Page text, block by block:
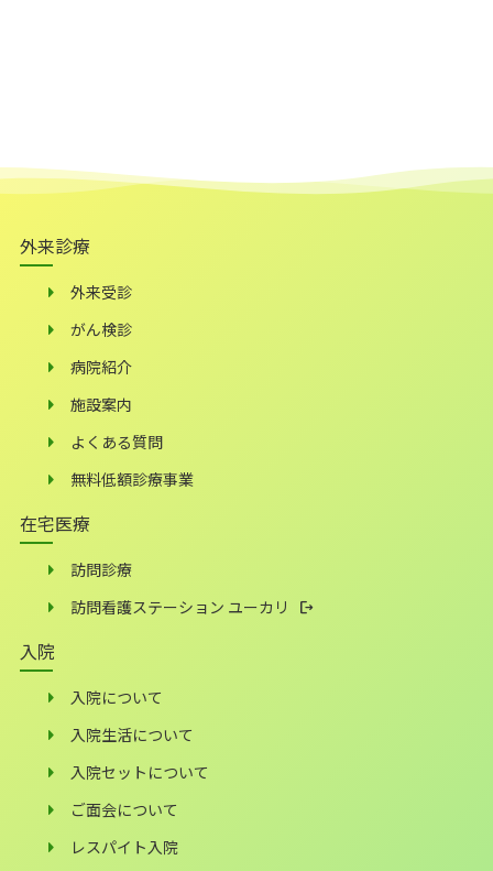
外来診療
外来受診
がん検診
病院紹介
施設案内
よくある質問
無料低額診療事業
在宅医療
訪問診療
訪問看護ステーション ユーカリ
入院
入院について
入院生活について
入院セットについて
ご面会について
レスパイト入院